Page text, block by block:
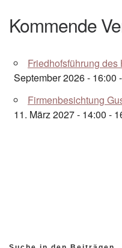
Kommende
Friedhofsführung
September 2026 - 16:00
Firmenbesichtung
11. März 2027 - 14:00 -